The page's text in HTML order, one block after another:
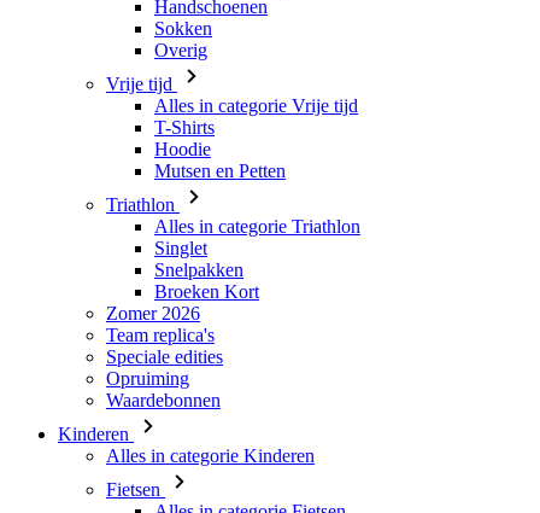
Handschoenen
Sokken
Overig
Vrije tijd
Alles in categorie Vrije tijd
T-Shirts
Hoodie
Mutsen en Petten
Triathlon
Alles in categorie Triathlon
Singlet
Snelpakken
Broeken Kort
Zomer 2026
Team replica's
Speciale edities
Opruiming
Waardebonnen
Kinderen
Alles in categorie Kinderen
Fietsen